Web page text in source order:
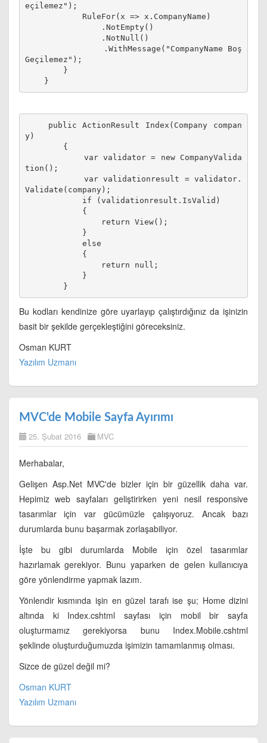
eçilemez");
RuleFor(x => x.CompanyName)
.NotEmpty()
.NotNull()
.WithMessage("CompanyName Boş
Geçilemez");
}
y)
{
var validator = new CompanyValida
tion();
var validationresult = validator.
Validate(company);
if (validationresult.IsValid)
{
return View();
}
else
{
return null;
}
Bu kodları kendinize göre uyarlayıp çalıştırdığınız da işinizin
basit bir şekilde gerçekleştiğini göreceksiniz.
Osman KURT
Yazılım Uzmanı
MVC'de Mobile Sayfa Ayırımı
25. Şubat 2016 MVC
Merhabalar,
Gelişen Asp.Net MVC'de bizler için bir güzellik daha var.
Hepimiz web sayfaları geliştirirken yeni nesil responsive
tasarımlar için var gücümüzle çalışıyoruz. Ancak bazı
durumlarda bunu başarmak zorlaşabiliyor.
İşte bu gibi durumlarda Mobile için özel tasarımlar
hazırlamak gerekiyor. Bunu yaparken de gelen kullanıcıya
göre yönlendirme yapmak lazım.
Yönlendir kısmında işin en güzel tarafı ise şu; Home dizini
altında ki Index.cshtml sayfası için mobil bir sayfa
oluşturmamız gerekiyorsa bunu Index.Mobile.cshtml
şeklinde oluşturduğumuzda işimizin tamamlanmış olması.
Sizce de güzel değil mi?
Osman KURT
Yazılım Uzmanı